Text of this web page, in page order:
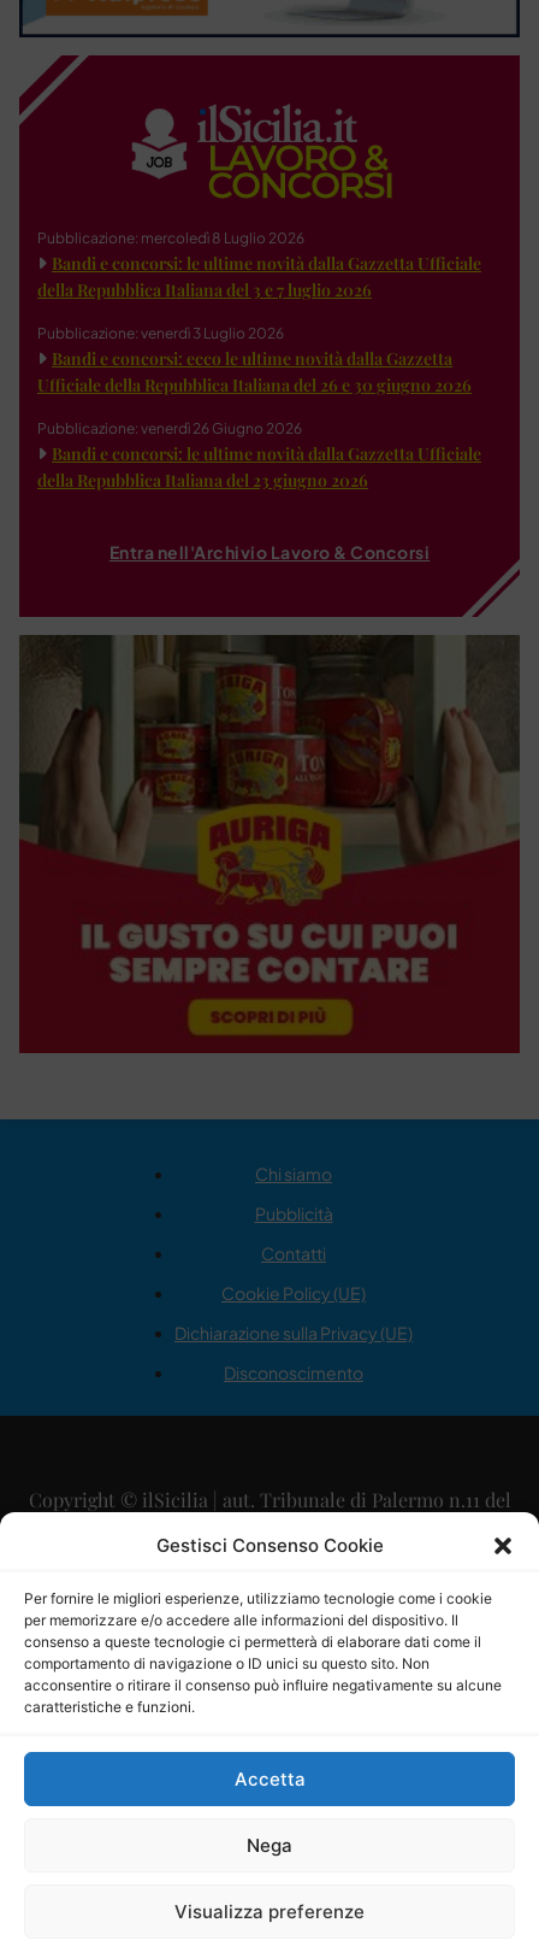
Gestisci Consenso Cookie
Per fornire le migliori esperienze, utilizziamo tecnologie come i cookie
per memorizzare e/o accedere alle informazioni del dispositivo. Il
consenso a queste tecnologie ci permetterà di elaborare dati come il
comportamento di navigazione o ID unici su questo sito. Non
acconsentire o ritirare il consenso può influire negativamente su alcune
caratteristiche e funzioni.
Accetta
Nega
Visualizza preferenze
Pubblicazione: mercoledì 8 Luglio 2026
Bandi e concorsi: le ultime novità dalla Gazzetta Ufficiale
della Repubblica Italiana del 3 e 7 luglio 2026
Pubblicazione: venerdì 3 Luglio 2026
Bandi e concorsi: ecco le ultime novità dalla Gazzetta
Ufficiale della Repubblica Italiana del 26 e 30 giugno 2026
Pubblicazione: venerdì 26 Giugno 2026
Bandi e concorsi: le ultime novità dalla Gazzetta Ufficiale
della Repubblica Italiana del 23 giugno 2026
Entra nell'Archivio Lavoro & Concorsi
Chi siamo
Pubblicità
Contatti
Cookie Policy (UE)
Dichiarazione sulla Privacy (UE)
Disconoscimento
Copyright © ilSicilia | aut. Tribunale di Palermo n.11 del
29/09/2015
Direttore Editoriale: Maurizio Scaglione
Direttore Responsabile: Maria Calabrese
P.IVA: 06334930820
Mercurio Comunicazione Società Cooperativa a r.l. è
iscritta al Registro degli Operatori di Comunicazione al
Sito gestito daLa Digitale srl–info@ladigitale.it